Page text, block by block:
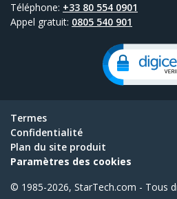
Téléphone: +33 80 554 0901
Appel gratuit: 0805 540 901
Termes
Confidentialité
Plan du site produit
Paramètres des cookies
© 1985-2026, StarTech.com - Tous